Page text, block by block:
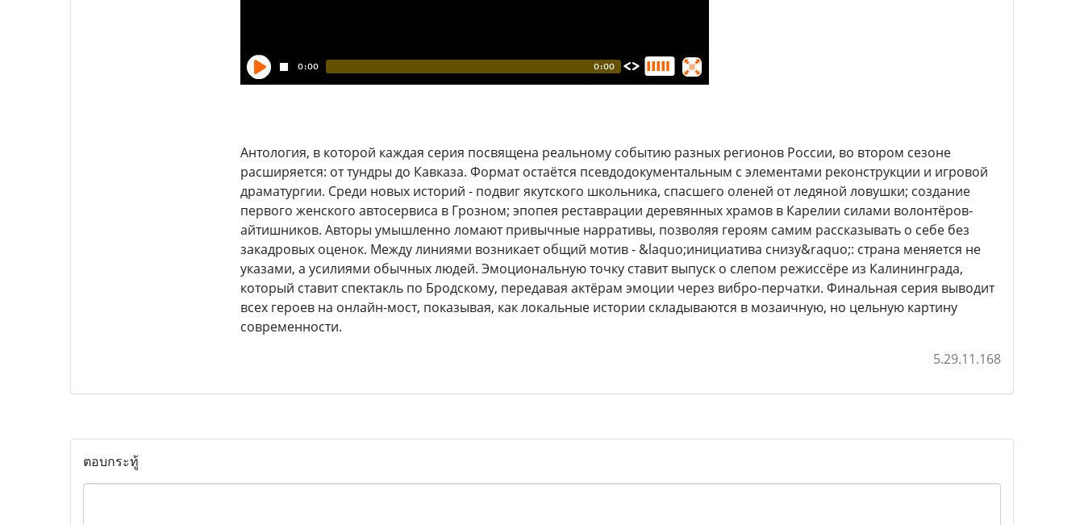
Антология, в которой каждая серия посвящена реальному событию разных регионов России, во втором сезоне
расширяется: от тундры до Кавказа. Формат остаётся псевдодокументальным с элементами реконструкции и игровой
драматургии. Среди новых историй - подвиг якутского школьника, спасшего оленей от ледяной ловушки; создание
первого женского автосервиса в Грозном; эпопея реставрации деревянных храмов в Карелии силами волонтёров-
айтишников. Авторы умышленно ломают привычные нарративы, позволяя героям самим рассказывать о себе без
закадровых оценок. Между линиями возникает общий мотив - &laquo;инициатива снизу&raquo;: страна меняется не
указами, а усилиями обычных людей. Эмоциональную точку ставит выпуск о слепом режиссёре из Калининграда,
который ставит спектакль по Бродскому, передавая актёрам эмоции через вибро-перчатки. Финальная серия выводит
всех героев на онлайн-мост, показывая, как локальные истории складываются в мозаичную, но цельную картину
современности.
5.29.11.168
ตอบกระทู้